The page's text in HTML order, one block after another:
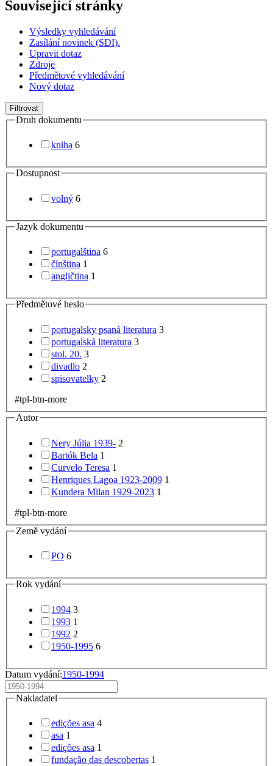
Související stránky
Výsledky vyhledávání
Zasílání novinek (SDI).
Upravit dotaz
Zdroje
Předmětové vyhledávání
Nový dotaz
Filtrovat
Druh dokumentu
kniha 6
Dostupnost
volný 6
Jazyk dokumentu
portugalština 6
čínština 1
angličtina 1
Předmětové heslo
portugalsky psaná literatura 3
portugalská literatura 3
stol. 20. 3
divadlo 2
spisovatelky 2
#tpl-btn-more
Autor
Nery Júlia 1939- 2
Bartók Bela 1
Curvelo Teresa 1
Henriques Lagoa 1923-2009 1
Kundera Milan 1929-2023 1
#tpl-btn-more
Země vydání
PO 6
Rok vydání
1994 3
1993 1
1992 2
1950-1995 6
Datum vydání:1950-1994
Nakladatel
edições asa 4
asa 1
edições asa 1
fundação das descobertas 1